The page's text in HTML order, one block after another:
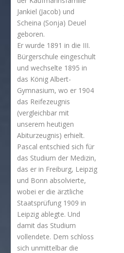
Jankiel (Jacob) und
Scheina (Sonja) Deuel
geboren.
Er wurde 1891 in die III.
Bürgerschule eingeschult
und wechselte 1895 in
das König Albert-
Gymnasium, wo er 1904
das Reifezeugnis
(vergleichbar mit
unserem heutigen
Abiturzeugnis) erhielt.
Pascal entschied sich für
das Studium der Medizin,
das er in Freiburg, Leipzig
und Bonn absolvierte,
wobei er die ärztliche
Staatsprüfung 1909 in
Leipzig ablegte. Und
damit das Studium
vollendete. Dem schloss
sich unmittelbar die